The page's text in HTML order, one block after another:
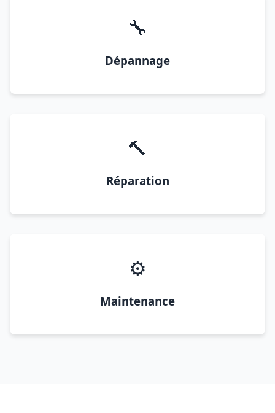
🔧
Dépannage
🔨
Réparation
⚙️
Maintenance